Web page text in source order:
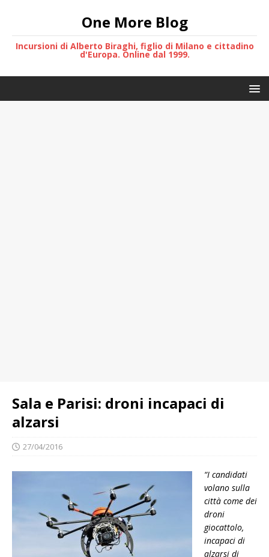
One More Blog
Incursioni di Alberto Biraghi, figlio di Milano e cittadino
d'Europa. Online dal 1999.
Sala e Parisi: droni incapaci di
alzarsi
27/04/2016
“I candidati
volano sulla
città come dei
droni
giocattolo,
incapaci di
alzarsi di